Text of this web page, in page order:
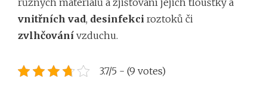
různých materiálů a zjišťování jejich tloušťky a
vnitřních vad, desinfekci roztoků či
zvlhčování vzduchu.
3.7/5 - (9 votes)